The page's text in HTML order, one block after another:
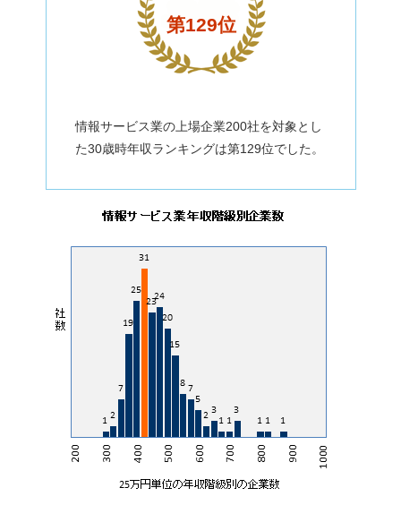
第129位
情報サービス業の上場企業200社を対象とし
た30歳時年収ランキングは第129位でした。